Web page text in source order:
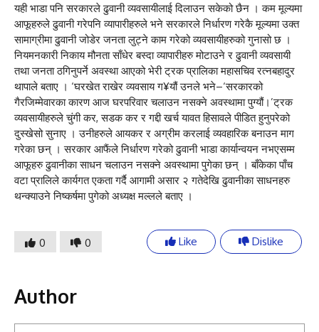
यही भाडा पनि सरकारले ढुवानी व्यवसायीलाई दिलाउन सकेको छैन । कम मूल्यमा
आफूहरुले ढुवानी गरेपनि व्यापारीहरुले भने सरकारले निर्धारण गरेकै मूल्यमा उक्त
सामाग्रीमा ढुवानी जोडेर जनता लुट्ने काम गरेको व्यवसायीहरुको गुनासो छ ।
नियमनकारी निकाय मौनता साँधेर बस्दा व्यापारीहरु मोटाउने र ढुवानी व्यवसायी
तथा जनता ठगिनुपर्ने अवस्था आएको भेरी ट्रक प्रालिका महासचिव रत्नबहादुर
थापाले बताए । ‘घरखेत राखेर व्यवसाय ग¥यौं उनले भने–‘सरकारको
गैरजिम्मेवारका कारण आज घरपरिवार चलाउन नसक्ने अवस्थामा पुग्यौं।’ट्रक
व्यवसायीहरुले चुंगी कर, सडक कर र गद्दी खर्च यावत हिसावले पीडित हुनुपरेको
दुस्खेसो सुनाए । उनीहरुले आयकर र अग्रीम करलाई व्यवहारिक बनाउन माग
गरेका छन् । सरकार आफैंले निर्धारण गरेको ढुवानी भाडा कार्यान्वयन नभएसम्म
आफूहरु ढुवानीका साधन चलाउन नसक्ने अवस्थामा पुगेका छन् । बाँकेका पाँच
वटा प्रालिले कार्यगत एकता गर्दै आगामी असार २ गतेदेखि ढुवानीका साधनहरु
थन्क्याउने निष्कर्षमा पुगेको अध्यक्ष मल्लले बताए ।
0 0 Like Dislike
Author